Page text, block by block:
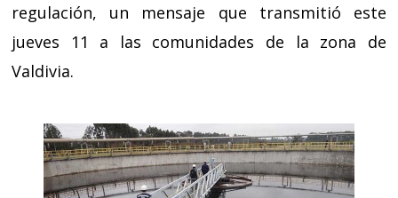
regulación, un mensaje que transmitió este
jueves 11 a las comunidades de la zona de
Valdivia.